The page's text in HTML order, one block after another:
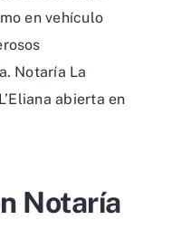
en vehículo
Notaría La
abierta en
Notaría